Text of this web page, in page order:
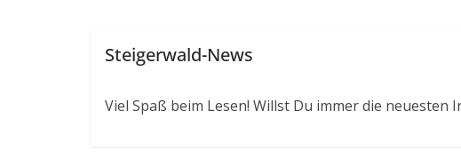
Steigerwald-News
Viel Spaß beim Lesen! Willst Du immer die